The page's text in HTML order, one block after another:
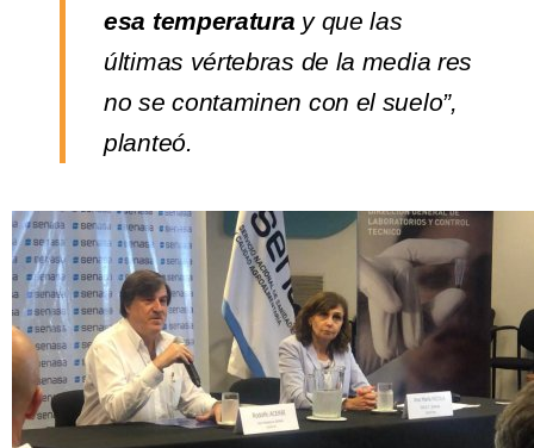
esa temperatura y que las
últimas vértebras de la media res
no se contaminen con el suelo”,
planteó.